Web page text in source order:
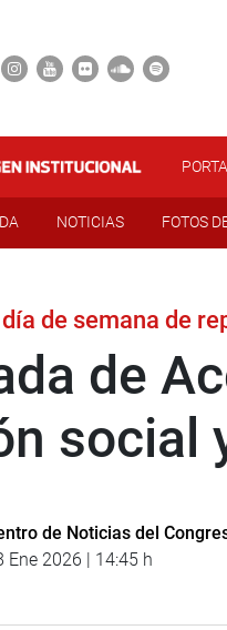
NOTICIAS FOTOS
de semana de
de
social
de Noticias del
Ene 2026 | 14:45 h